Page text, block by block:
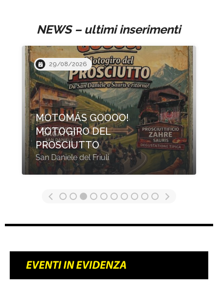
NEWS – ultimi inserimenti
20/08/2026
XIV BIGBROS PARTY
2026
Cicerale